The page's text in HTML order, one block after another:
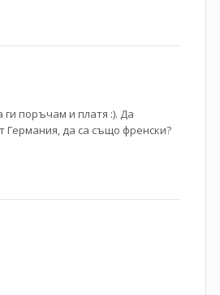
поръчам и платя :). Да
Германия, да са също френски?